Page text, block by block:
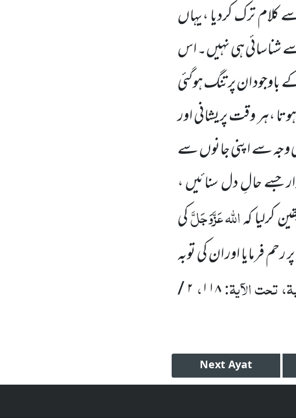
کلام ترککردیا ،یہاں
سے شناسائی ہی نہیں۔ اس
ان پر تنگ ہوگئی
،ہر وقت پریشانی اور
سے اپنی جانوں سے
جسے حالِ دل سنائیں ،
کرلیا کہاللہعَزَّوَجَلَّکی
فرمایا اور ان کی توبہ
تحت الآیۃ:۱۱۸،۲/
Next Ayat